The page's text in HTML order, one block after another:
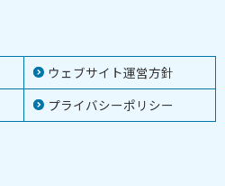
ウェブサイト運営方針
プライバシーポリシー